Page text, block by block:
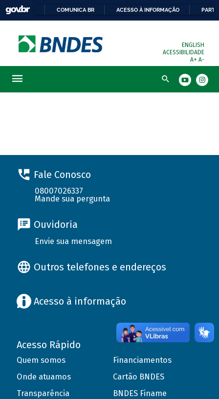
COMUNICA BR ACESSO À INFORMAÇÃO
ENGLISH
ACESSIBILIDADE
A+ A-
Busca
Fale Conosco
08007026337
Mande sua pergunta
Ouvidoria
Envie sua mensagem
Outros telefones e endereços
Acesso à informação
Acesso Rápido
Quem somos
Onde atuamos
Transparência
Financiamentos
Cartão BNDES
BNDES Finame